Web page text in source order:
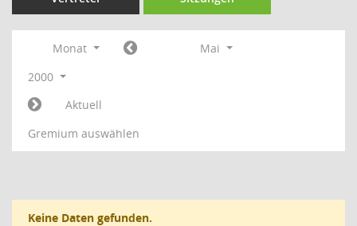
Monat
Mai
2000
Aktuell
Gremium auswählen
Keine Daten gefunden.